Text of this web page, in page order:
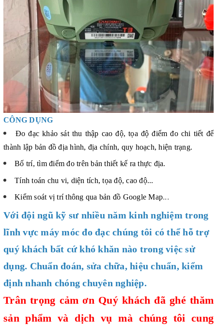
CÔNG DỤNG
Đo đạc khảo sát thu thập cao độ, tọa độ điểm đo chi tiết để
thành lập bản đồ địa hình, địa chính, quy hoạch, hiện trạng.
Bố trí, tìm điểm đo trên bản thiết kế ra thực địa.
Tính toán chu vi, diện tích, tọa độ, cao độ...
Kiểm soát vị trí thông qua bản đồ Google Map...
Với đội ngũ kỹ sư nhiều năm kinh nghiệm trong
lĩnh vực máy móc đo đạc chúng tôi có thể hỗ trợ
quý khách bất cứ khó khăn nào trong việc sử
dụng. Chuẩn đoán, sửa chữa, hiệu chuẩn, kiểm
định nhanh chóng chuyên nghiệp.
Trân trọng cảm ơn Quý khách đã ghé thăm
sản phẩm và dịch vụ mà chúng tôi cung